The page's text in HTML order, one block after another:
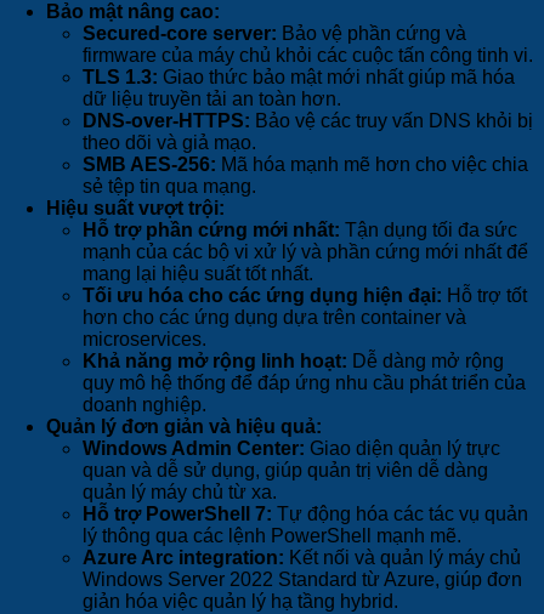
Bảo mật nâng cao:
Secured-core server: Bảo vệ phần cứng và
firmware của máy chủ khỏi các cuộc tấn công tinh vi.
TLS 1.3: Giao thức bảo mật mới nhất giúp mã hóa
dữ liệu truyền tải an toàn hơn.
DNS-over-HTTPS: Bảo vệ các truy vấn DNS khỏi bị
theo dõi và giả mạo.
SMB AES-256: Mã hóa mạnh mẽ hơn cho việc chia
sẻ tệp tin qua mạng.
Hiệu suất vượt trội:
Hỗ trợ phần cứng mới nhất: Tận dụng tối đa sức
mạnh của các bộ vi xử lý và phần cứng mới nhất để
mang lại hiệu suất tốt nhất.
Tối ưu hóa cho các ứng dụng hiện đại: Hỗ trợ tốt
hơn cho các ứng dụng dựa trên container và
microservices.
Khả năng mở rộng linh hoạt: Dễ dàng mở rộng
quy mô hệ thống để đáp ứng nhu cầu phát triển của
doanh nghiệp.
Quản lý đơn giản và hiệu quả:
Windows Admin Center: Giao diện quản lý trực
quan và dễ sử dụng, giúp quản trị viên dễ dàng
quản lý máy chủ từ xa.
Hỗ trợ PowerShell 7: Tự động hóa các tác vụ quản
lý thông qua các lệnh PowerShell mạnh mẽ.
Azure Arc integration: Kết nối và quản lý máy chủ
Windows Server 2022 Standard từ Azure, giúp đơn
giản hóa việc quản lý hạ tầng hybrid.